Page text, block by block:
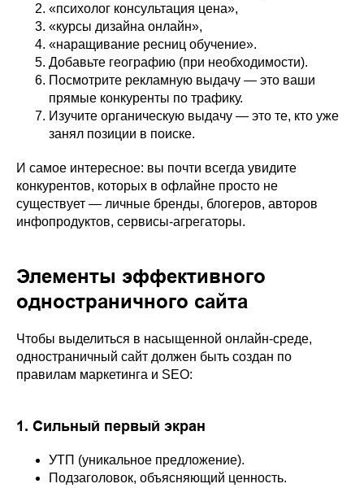
«психолог консультация цена»,
«курсы дизайна онлайн»,
«наращивание ресниц обучение».
Добавьте географию (при необходимости).
Посмотрите рекламную выдачу — это ваши
прямые конкуренты по трафику.
Изучите органическую выдачу — это те, кто уже
занял позиции в поиске.
И самое интересное: вы почти всегда увидите
конкурентов, которых в офлайне просто не
существует — личные бренды, блогеров, авторов
инфопродуктов, сервисы-агрегаторы.
Элементы эффективного
одностраничного сайта
Чтобы выделиться в насыщенной онлайн-среде,
одностраничный сайт должен быть создан по
правилам маркетинга и SEO:
1. Сильный первый экран
УТП (уникальное предложение).
Подзаголовок, объясняющий ценность.